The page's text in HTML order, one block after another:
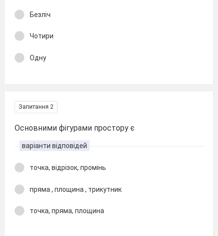
Безліч
Чотири
Одну
Запитання 2
Основними фігурами простору є
варіанти відповідей
точка, відрізок, промінь
пряма , площина , трикутник
точка, пряма, площина